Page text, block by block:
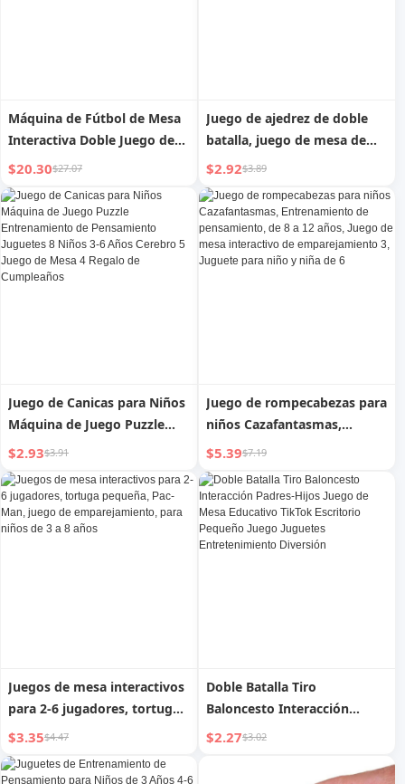
Máquina de Fútbol de Mesa
Interactiva Doble Juego de
Madera
$20.30$27.07
Juego de ajedrez de doble
batalla, juego de mesa de
interacción entre padres e
hijos, laberinto divertido,
entrenamiento de
concentración de gran
tamaño
$2.92$3.89
Juego de Canicas para Niños
Máquina de Juego Puzzle
Entrenamiento de
Pensamiento Juguetes 8
Niños 3-6 Años Cerebro 5
Juego de Mesa 4 Regalo de
Cumpleaños
$2.93$3.91
Juego de rompecabezas para
niños Cazafantasmas,
Entrenamiento de
pensamiento, de 8 a 12 años,
Juego de mesa interactivo
de emparejamiento 3,
Juguete para niño y niña de
$5.39$7.19
Juegos de mesa interactivos
para 2-6 jugadores, tortuga
pequeña, Pac-Man, juego de
emparejamiento, para niños
de 3 a 8 años
$3.35$4.47
Doble Batalla Tiro
Baloncesto Interacción
Padres-Hijos Juego de Mesa
Pequeño Juego Juguetes
$2.27$3.02